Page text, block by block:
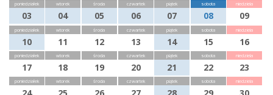
poniedziałek
03
wtorek
04
środa
05
czwartek
06
piątek
07
sobota
08
niedziela
09
poniedziałek
10
wtorek
11
środa
12
czwartek
13
piątek
14
sobota
15
niedziela
16
poniedziałek
17
wtorek
18
środa
19
czwartek
20
piątek
21
sobota
22
niedziela
23
poniedziałek wtorek środa czwartek piątek sobota niedziela